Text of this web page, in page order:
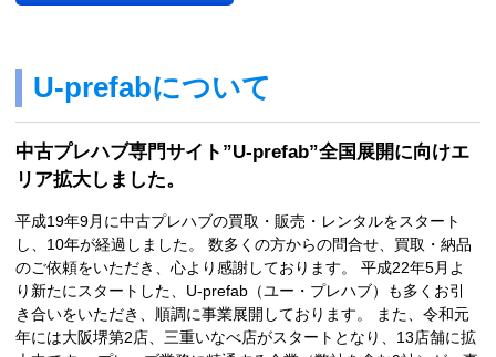
U-prefabについて
中古プレハブ専門サイト”U-prefab”全国展開に向けエ
リア拡大しました。
平成19年9月に中古プレハブの買取・販売・レンタルをスタート
し、10年が経過しました。 数多くの方からの問合せ、買取・納品
のご依頼をいただき、心より感謝しております。 平成22年5月よ
り新たにスタートした、U-prefab（ユー・プレハブ）も多くお引
き合いをいただき、順調に事業展開しております。 また、令和元
年には大阪堺第2店、三重いなべ店がスタートとなり、13店舗に拡